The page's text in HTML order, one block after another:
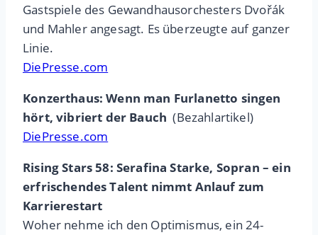
Gastspiele des Gewandhausorchesters Dvořák
und Mahler angesagt. Es überzeugte auf ganzer
Linie.
DiePresse.com
Konzerthaus: Wenn man Furlanetto singen
hört, vibriert der Bauch (Bezahlartikel)
DiePresse.com
Rising Stars 58: Serafina Starke, Sopran – ein
erfrischendes Talent nimmt Anlauf zum
Karrierestart
Woher nehme ich den Optimismus, ein 24-